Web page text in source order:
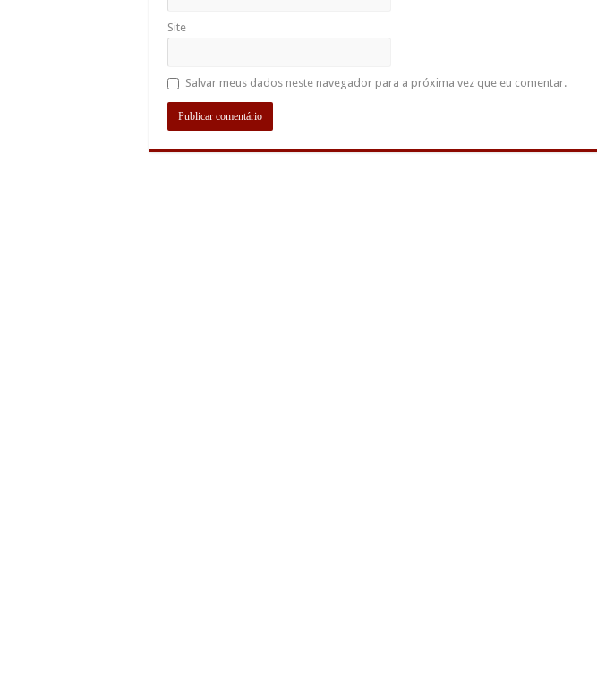
Site
Salvar meus dados neste navegador para a próxima vez que eu comentar.